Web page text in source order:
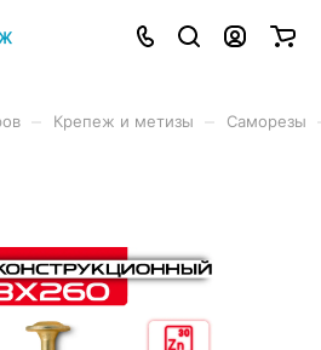
Крепеж и метизы Саморезы